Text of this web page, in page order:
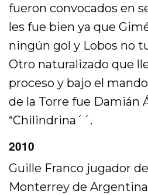
fueron convocados en
les fue bien ya que
ningún gol y Lobos no
Otro naturalizado que
proceso y bajo el
de la Torre fue Damián
“Chilindrina´´.
2010
Guille Franco jugador
Monterrey de